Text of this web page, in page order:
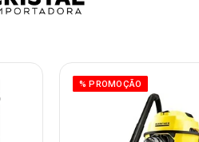
% PROMOÇÃO